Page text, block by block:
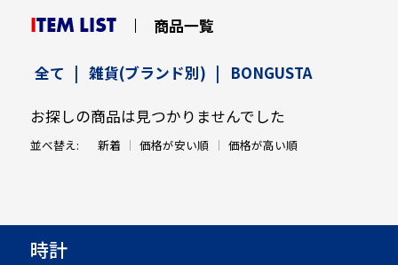
ITEM LIST 商品一覧
全て | 雑貨(ブランド別) | BONGUSTA
お探しの商品は見つかりませんでした
並べ替え: 新着 価格が安い順 価格が高い順
時計